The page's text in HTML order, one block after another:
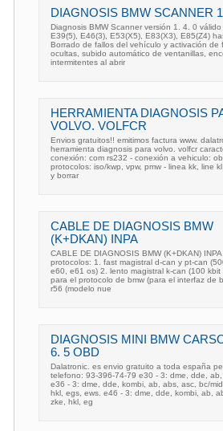
DIAGNOSIS BMW SCANNER
Diagnosis BMW Scanner versión 1. 4. 0 válido
E39(5), E46(3), E53(X5), E83(X3), E85(Z4)
Borrado de fallos del vehículo y activación de
ocultas, subido automático de ventanillas,
intermitentes al abrir
HERRAMIENTA DIAGNOSIS
VOLVO. VOLFCR
Envios gratuitos!! emitimos factura www.
herramienta diagnosis para volvo. volfcr
conexión: com rs232 - conexión a vehiculo:
protocolos: iso/kwp, vpw, pmw - linea kk, line
y borrar
CABLE DE DIAGNOSIS BMW
(K+DKAN) INPA
CABLE DE DIAGNOSIS BMW (K+DKAN)
protocolos: 1. fast magistral d-can y pt-can
e60, e61 os) 2. lento magistral k-can (100
para el protocolo de bmw (para el interfaz de
r56 (modelo nue
DIAGNOSIS MINI BMW
6. 5 OBD
Dalatronic. es envio gratuito a toda españa
telefono: 93-396-74-79 e30 - 3: dme, dde, ab,
e36 - 3: dme, dde, kombi, ab, abs, asc, bc/
hkl, egs, ews. e46 - 3: dme, dde, kombi, ab,
zke, hkl, eg